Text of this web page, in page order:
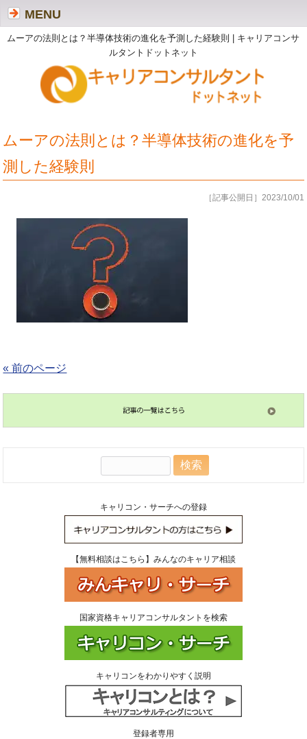
ムーアの法則とは？半導体技術の進化を予測した経験則 | キャリアコンサ
ルタントドットネット
MENU
ムーアの法則とは？半導体技術の進化を予
測した経験則
［記事公開日］2023/10/01
« 前のページ
キャリコン・サーチへの登録
【無料相談はこちら】みんなのキャリア相談
国家資格キャリアコンサルタントを検索
キャリコンをわかりやすく説明
登録者専用